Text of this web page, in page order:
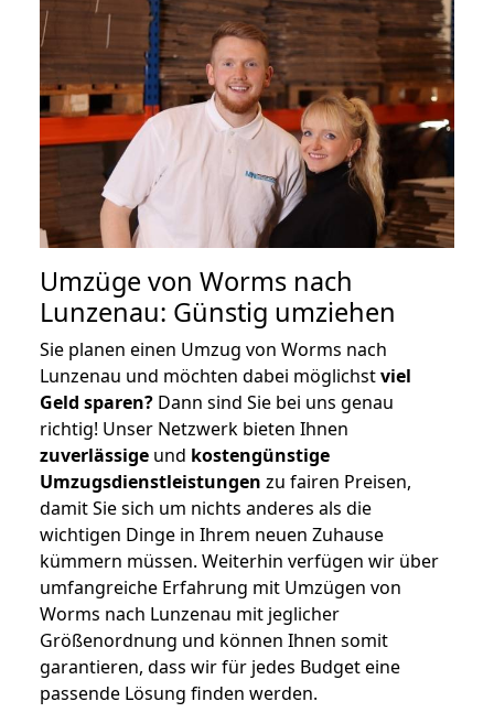
Umzüge von Worms nach
Lunzenau: Günstig umziehen
Sie planen einen Umzug von Worms nach
Lunzenau und möchten dabei möglichstviel
Geld sparen? Dann sind Sie bei uns genau
richtig! Unser Netzwerk bieten Ihnen
zuverlässige und kostengünstige
Umzugsdienstleistungen zu fairen Preisen,
damit Sie sich um nichts anderes als die
wichtigen Dinge in Ihrem neuen Zuhause
kümmern müssen. Weiterhin verfügen wir über
umfangreiche Erfahrung mit Umzügen von
Worms nach Lunzenau mit jeglicher
Größenordnung und können Ihnen somit
garantieren, dass wir für jedes Budget eine
passende Lösung finden werden.